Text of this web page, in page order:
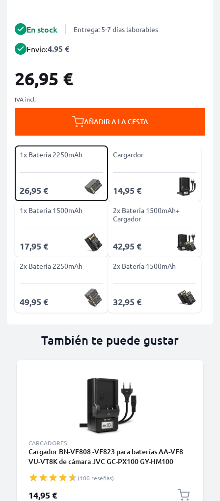
En stock Entrega: 5-7 días laborables
Envío:4.95 €
26,95 €
IVA incl.
AÑADIR A LA CESTA
1x Batería 2250mAh
26,95 €
Cargardor
14,95 €
1x Batería 1500mAh
17,95 €
2x Batería 1500mAh+
Cargador
42,95 €
2x Batería 2250mAh
49,95 €
2x Batería 1500mAh
32,95 €
También te puede gustar
CARGADORES
Cargador BN-VF808 -VF823 para baterías AA-VF8
VU-VT8K de cámara JVC GC-PX100 GY-HM100
de CELLONIC
(100 reseñas)
14,95 €